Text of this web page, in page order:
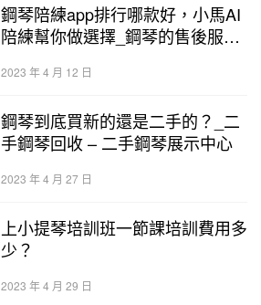
鋼琴陪練app排行哪款好，小馬AI
陪練幫你做選擇_鋼琴的售後服務
2023 年 4 月 12 日
鋼琴到底買新的還是二手的？_二
手鋼琴回收 – 二手鋼琴展示中心
2023 年 4 月 27 日
上小提琴培訓班一節課培訓費用多
少？
2023 年 4 月 29 日